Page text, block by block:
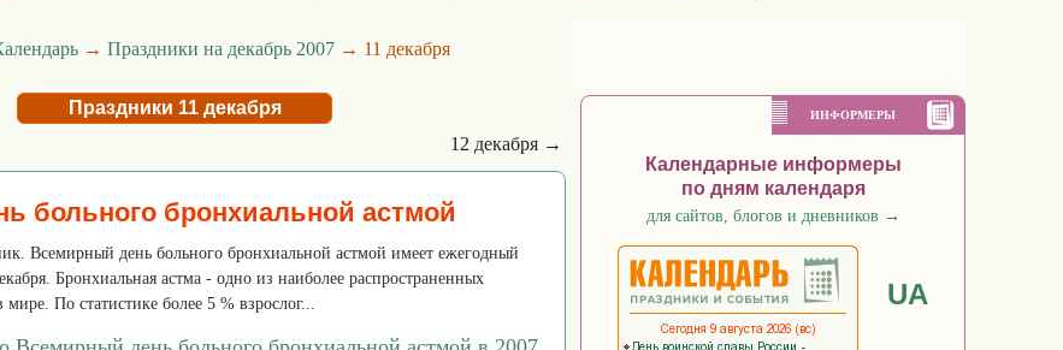
→ Праздники на декабрь 2007 → 11 декабря
Праздники 11 декабря
12 декабря →
больного бронхиальной астмой
Всемирный день больного бронхиальной астмой имеет ежегодный
Бронхиальная астма - одно из наиболее распространенных
По статистике более 5 % взрослог...
ИНФОРМЕРЫ
Календарные информеры
по дням календаря
для сайтов, блогов и дневников →
UA